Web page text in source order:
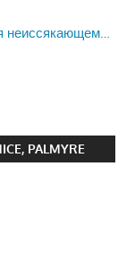
неиссякающем…
PALMYRE